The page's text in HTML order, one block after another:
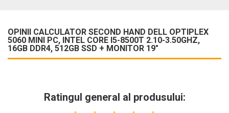
OPINII CALCULATOR SECOND HAND DELL OPTIPLEX
5060 MINI PC, INTEL CORE I5-8500T 2.10-3.50GHZ,
16GB DDR4, 512GB SSD + MONITOR 19"
Ratingul general al produsului: